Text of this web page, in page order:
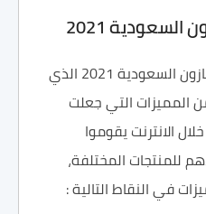
2021
من الطبيعي أن كود خصم امازون السعودية 2021 الذي
المميزات التي جعلت
الانترنت يقوموا
للمنتجات المختلفة،
في النقاط التالية :